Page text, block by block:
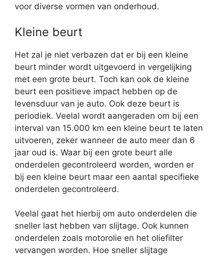
voor diverse vormen van onderhoud.
Kleine beurt
Het zal je niet verbazen dat er bij een kleine
beurt minder wordt uitgevoerd in vergelijking
met een grote beurt. Toch kan ook de kleine
beurt een positieve impact hebben op de
levensduur van je auto. Ook deze beurt is
periodiek. Veelal wordt aangeraden om bij een
interval van 15.000 km een kleine beurt te laten
uitvoeren, zeker wanneer de auto meer dan 6
jaar oud is. Waar bij een grote beurt alle
onderdelen gecontroleerd worden, worden er
bij een kleine beurt maar een aantal specifieke
onderdelen gecontroleerd.
Veelal gaat het hierbij om auto onderdelen die
sneller last hebben van slijtage. Ook kunnen
onderdelen zoals motorolie en het oliefilter
vervangen worden. Hoe sneller slijtage